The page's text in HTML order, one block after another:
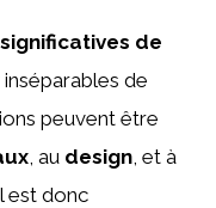
de
de
peuvent être
, au design , et à
est donc